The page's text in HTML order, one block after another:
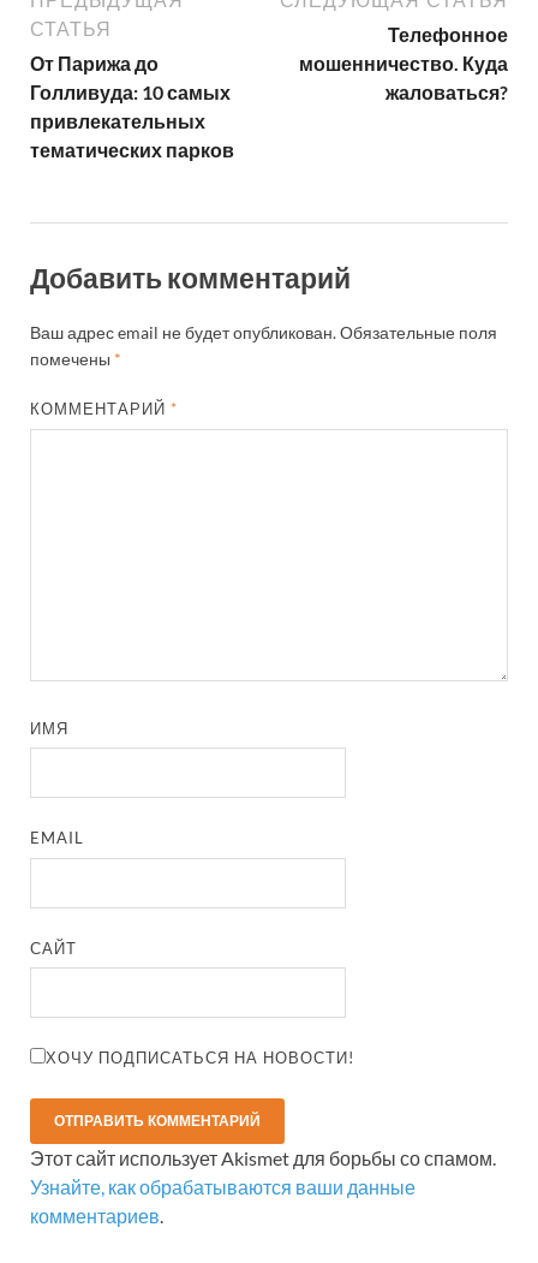
СТАТЬЯ
От Парижа до
Голливуда: 10 самых
привлекательных
тематических парков
Телефонное
мошенничество. Куда
жаловаться?
Добавить комментарий
Ваш адрес email не будет опубликован.Обязательные поля
помечены *
КОММЕНТАРИЙ*
ИМЯ
EMAIL
САЙТ
ХОЧУ ПОДПИСАТЬСЯ НА НОВОСТИ!
Этот сайт использует Akismet для борьбы со спамом.
Узнайте, как обрабатываются ваши данные
комментариев.